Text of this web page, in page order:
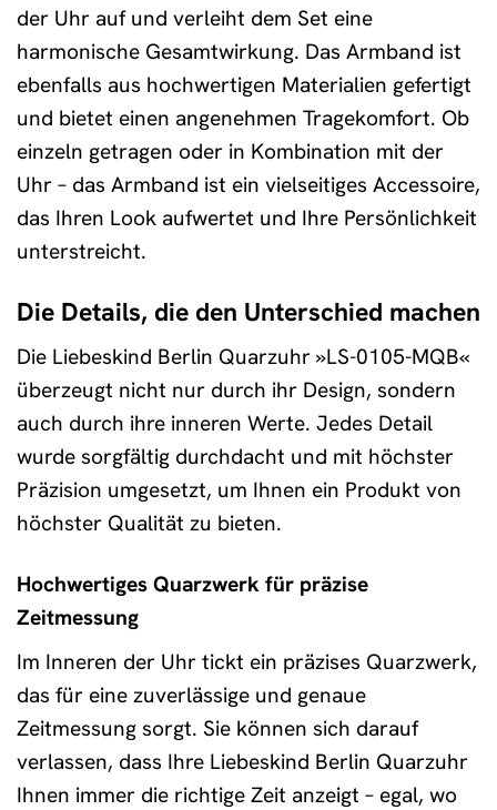
der Uhr auf und verleiht dem Set eine
harmonische Gesamtwirkung. Das Armband ist
ebenfalls aus hochwertigen Materialien gefertigt
und bietet einen angenehmen Tragekomfort. Ob
einzeln getragen oder in Kombination mit der
Uhr – das Armband ist ein vielseitiges Accessoire,
das Ihren Look aufwertet und Ihre Persönlichkeit
unterstreicht.
Die Details, die den Unterschied machen
Die Liebeskind Berlin Quarzuhr »LS-0105-MQB«
überzeugt nicht nur durch ihr Design, sondern
auch durch ihre inneren Werte. Jedes Detail
wurde sorgfältig durchdacht und mit höchster
Präzision umgesetzt, um Ihnen ein Produkt von
höchster Qualität zu bieten.
Hochwertiges Quarzwerk für präzise
Zeitmessung
Im Inneren der Uhr tickt ein präzises Quarzwerk,
das für eine zuverlässige und genaue
Zeitmessung sorgt. Sie können sich darauf
verlassen, dass Ihre Liebeskind Berlin Quarzuhr
Ihnen immer die richtige Zeit anzeigt – egal, wo